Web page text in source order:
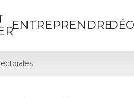
ENTREPRENDRE